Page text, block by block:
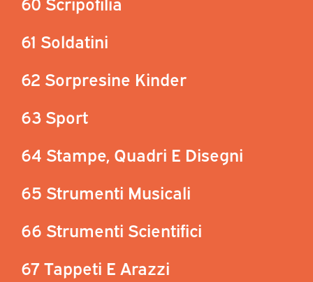
61 Soldatini
62 Sorpresine Kinder
63 Sport
64 Stampe, Quadri E Disegni
65 Strumenti Musicali
66 Strumenti Scientifici
67 Tappeti E Arazzi